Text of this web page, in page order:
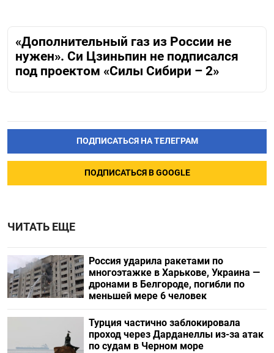
«Дополнительный газ из России не
нужен». Си Цзиньпин не подписался
под проектом «Силы Сибири – 2»
ПОДПИСАТЬСЯ НА ТЕЛЕГРАМ
ПОДПИСАТЬСЯ В GOOGLE
ЧИТАТЬ ЕЩЕ
Россия ударила ракетами по
многоэтажке в Харькове, Украина —
дронами в Белгороде, погибли по
меньшей мере 6 человек
Турция частично заблокировала
проход через Дарданеллы из-за атак
по судам в Черном море